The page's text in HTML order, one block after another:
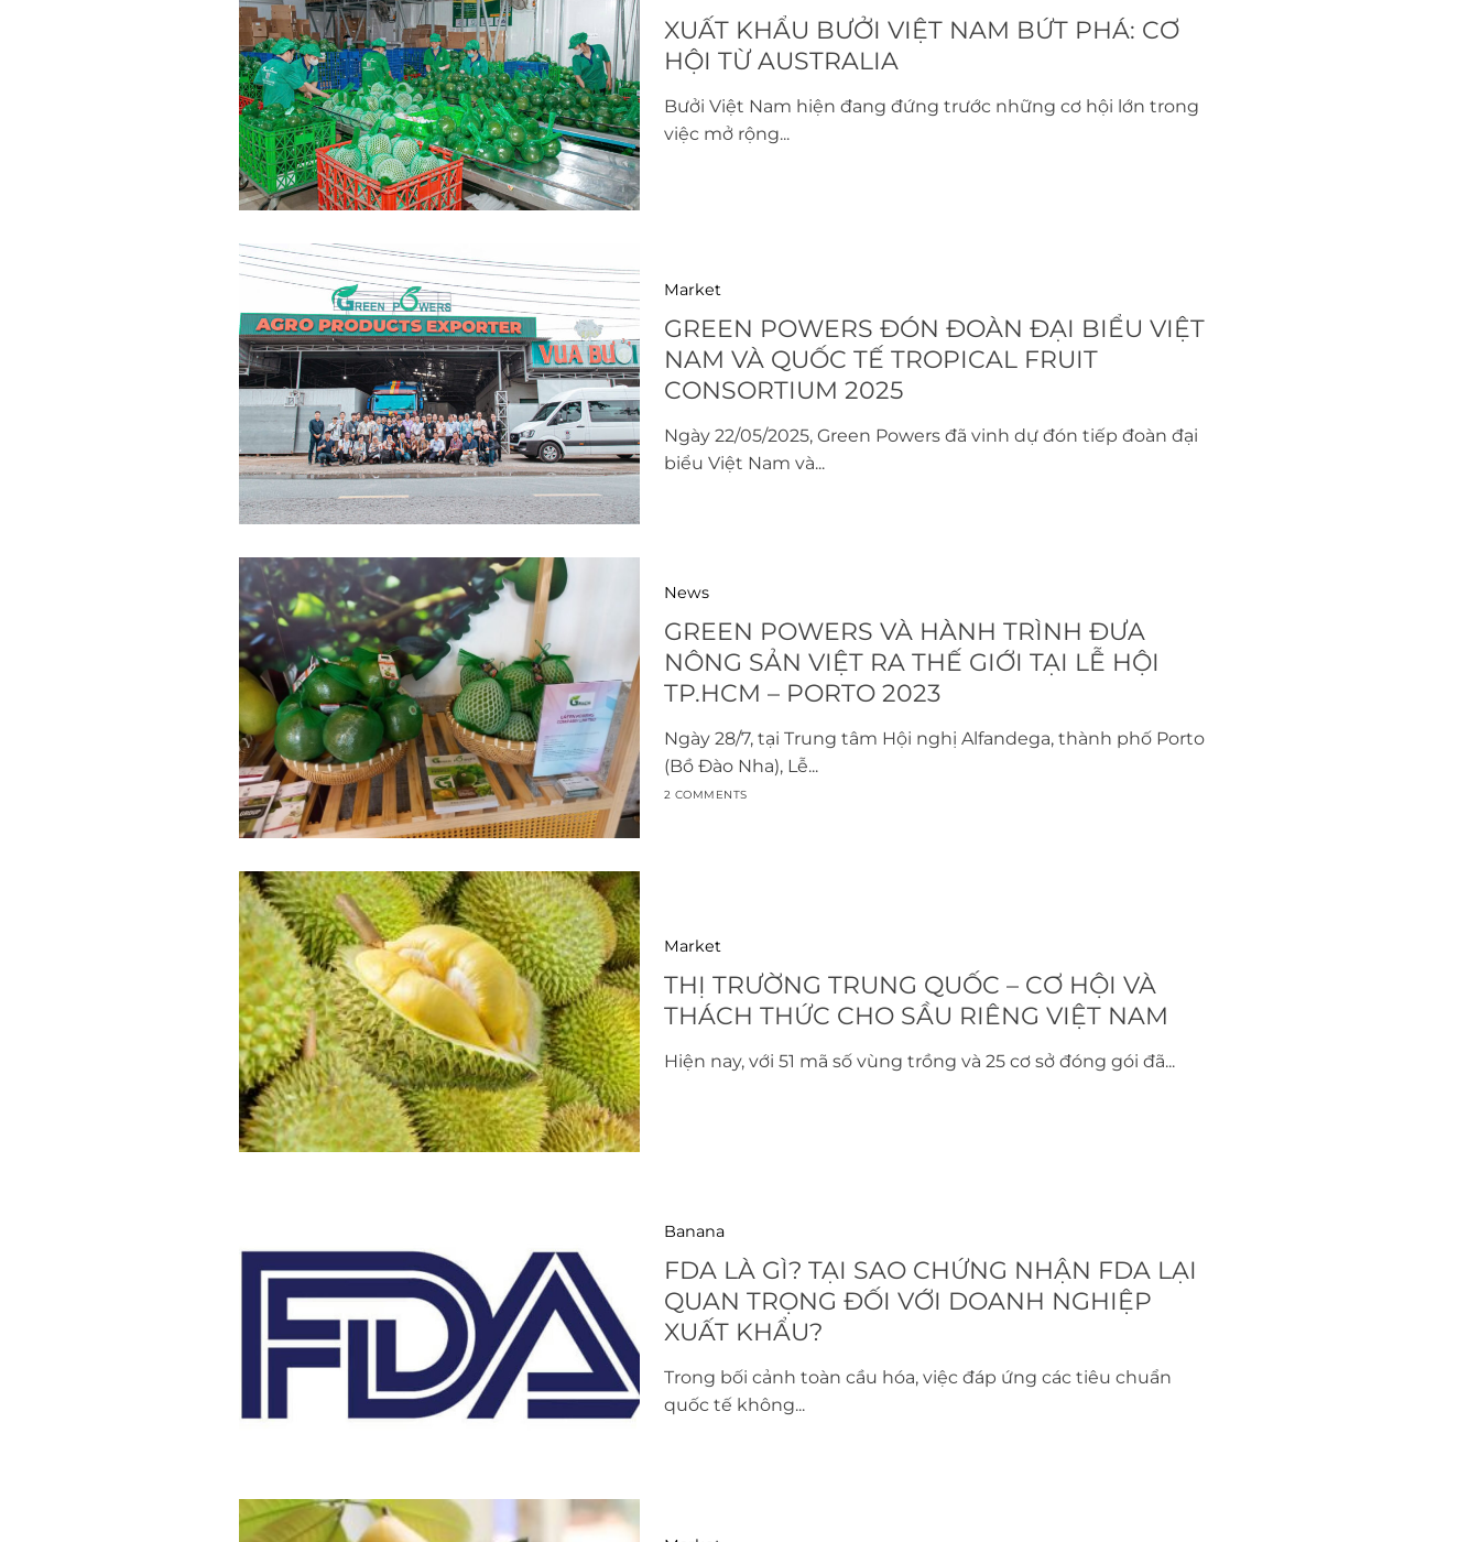
XUẤT KHẨU BƯỞI VIỆT NAM BỨT PHÁ: CƠ
HỘI TỪ AUSTRALIA
Bưởi Việt Nam hiện đang đứng trước những cơ hội lớn trong
việc mở rộng...
Market
GREEN POWERS ĐÓN ĐOÀN ĐẠI BIỂU VIỆT
NAM VÀ QUỐC TẾ TROPICAL FRUIT
CONSORTIUM 2025
Ngày 22/05/2025, Green Powers đã vinh dự đón tiếp đoàn đại
biểu Việt Nam và...
News
GREEN POWERS VÀ HÀNH TRÌNH ĐƯA
NÔNG SẢN VIỆT RA THẾ GIỚI TẠI LỄ HỘI
TP.HCM – PORTO 2023
Ngày 28/7, tại Trung tâm Hội nghị Alfandega, thành phố Porto
(Bồ Đào Nha), Lễ...
2 COMMENTS
Market
THỊ TRƯỜNG TRUNG QUỐC – CƠ HỘI VÀ
THÁCH THỨC CHO SẦU RIÊNG VIỆT NAM
Hiện nay, với 51 mã số vùng trồng và 25 cơ sở đóng gói đã...
Banana
FDA LÀ GÌ? TẠI SAO CHỨNG NHẬN FDA LẠI
QUAN TRỌNG ĐỐI VỚI DOANH NGHIỆP
XUẤT KHẨU?
Trong bối cảnh toàn cầu hóa, việc đáp ứng các tiêu chuẩn
quốc tế không...